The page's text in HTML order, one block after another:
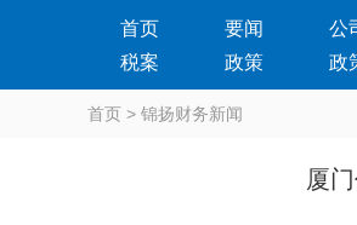
首页 要闻 公
税案
政策 政
首页 > 锦扬财务新闻
厦